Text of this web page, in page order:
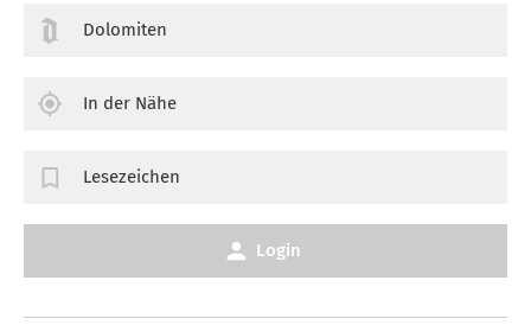
Dolomiten
In der Nähe
Lesezeichen
Login